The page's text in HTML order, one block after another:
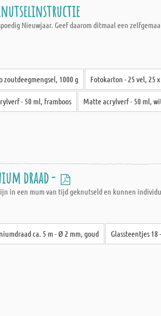
Nieuwjaar. Geef daarom ditmaal een
zoutdeegmengsel, 1000 g Fotokarton - 25 vel, 25
- 50 ml, framboos Matte acrylverf - 50 ml,
draad -
in een mum van tijd geknutseld en kunnen
ca. 5 m - Ø 2 mm, goud Glassteentjes 18